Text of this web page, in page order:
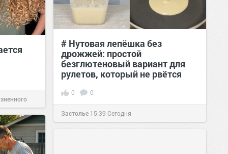
# Нутовая лепёшка без
дрожжей: простой
безглютеновый вариант для
рулетов, который не рвётся
0 0
Застолье 15:39 Сегодня